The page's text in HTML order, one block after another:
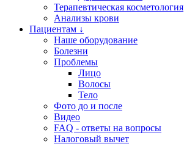
Терапевтическая косметология
Анализы крови
Пациентам ↓
Наше оборудование
Болезни
Проблемы
Лицо
Волосы
Тело
Фото до и после
Видео
FAQ - ответы на вопросы
Налоговый вычет